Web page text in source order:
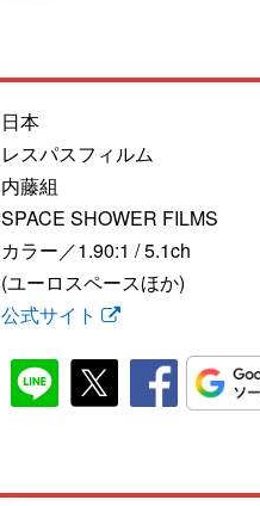
日本
レスパスフィルム
内藤組
SPACE SHOWER FILMS
カラー／1.90:1 / 5.1ch
(ユーロスペースほか)
公式サイト